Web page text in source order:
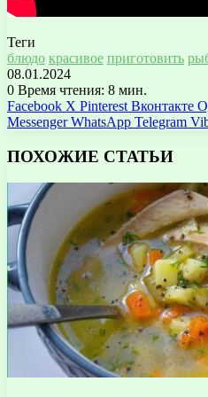
Теги
блюдо красивое приготовить
08.01.2024
0 Время чтения: 8 мин.
Facebook X Pinterest Вконтакте
Messenger WhatsApp Telegram
ПОХОЖИЕ СТАТЬИ